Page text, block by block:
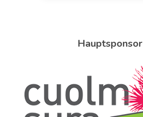
Hauptsponsor